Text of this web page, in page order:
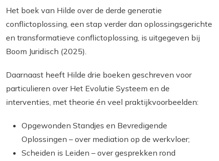
Het boek van Hilde over de derde generatie
conflictoplossing, een stap verder dan oplossingsgerichte
en transformatieve conflictoplossing, is uitgegeven bij
Boom Juridisch (2025).
Daarnaast heeft Hilde drie boeken geschreven voor
particulieren over Het Evolutie Systeem en de
interventies, met theorie én veel praktijkvoorbeelden:
Opgewonden Standjes en Bevredigende
Oplossingen – over mediation op de werkvloer;
Scheiden is Leiden – over gesprekken rond